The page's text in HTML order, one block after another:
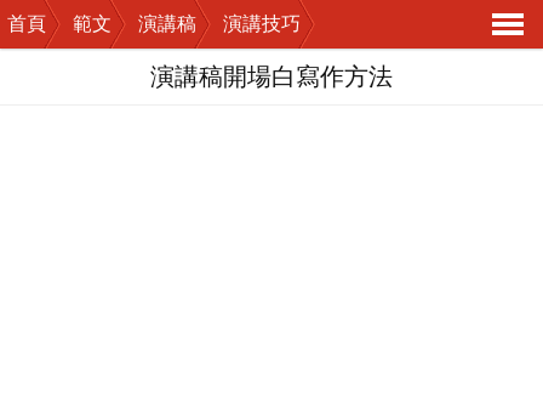
首頁 範文 演講稿
演講技巧
導
演講稿開場白寫作方法